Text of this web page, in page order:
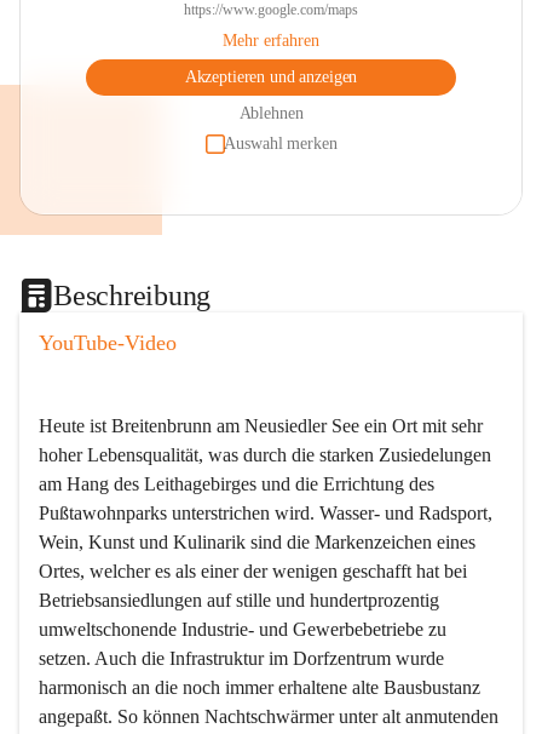
https://www.google.com/maps
Mehr erfahren
Akzeptieren und anzeigen
Ablehnen
Auswahl merken
Beschreibung
YouTube-Video
Heute ist Breitenbrunn am Neusiedler See ein Ort mit sehr
hoher Lebensqualität, was durch die starken Zusiedelungen
am Hang des Leithagebirges und die Errichtung des
Pußtawohnparks unterstrichen wird. Wasser- und Radsport,
Wein, Kunst und Kulinarik sind die Markenzeichen eines
Ortes, welcher es als einer der wenigen geschafft hat bei
Betriebsansiedlungen auf stille und hundertprozentig
umweltschonende Industrie- und Gewerbebetriebe zu
setzen. Auch die Infrastruktur im Dorfzentrum wurde
harmonisch an die noch immer erhaltene alte Bausbustanz
angepaßt. So können Nachtschwärmer unter alt anmutenden